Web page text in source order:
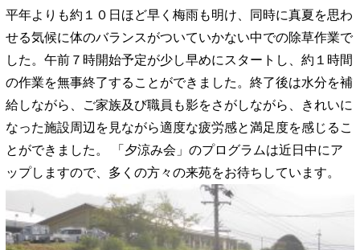
平年よりも約１０日ほど早く梅雨も明け、同時に真夏を思わ
せる気候に体のバランスがついていかない中での除草作業で
した。午前７時開始予定が少し早めにスタートし、約１時間
の作業を無事終了することができました。終了後は水分を補
給しながら、ご家族及び職員も影をさがしながら、きれいに
なった施設周辺を見ながら適度な疲労感と満足度を感じるこ
とができました。 「夕涼み会」のプログラムは近日中にア
ップしますので、多くの方々の来苑をお待ちしています。